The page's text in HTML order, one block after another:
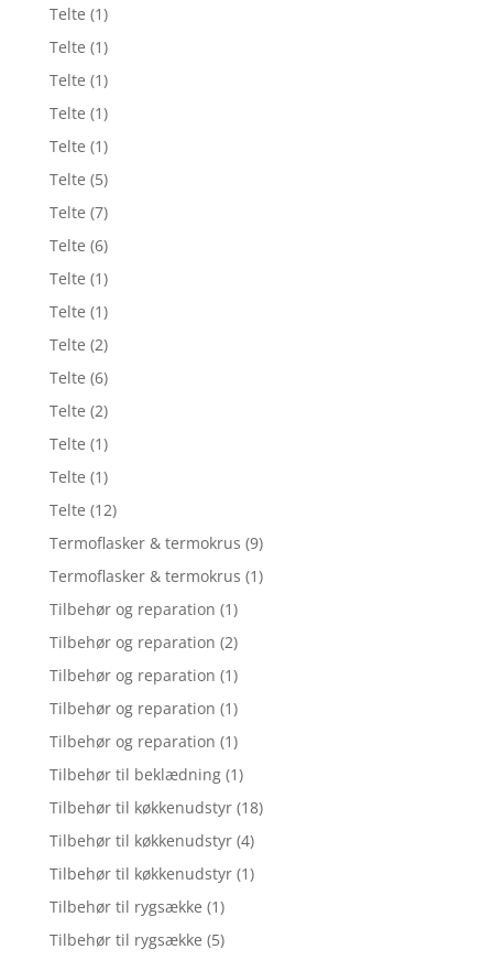
Telte (1)
Telte (1)
Telte (1)
Telte (1)
Telte (1)
Telte (5)
Telte (7)
Telte (6)
Telte (1)
Telte (1)
Telte (2)
Telte (6)
Telte (2)
Telte (1)
Telte (1)
Telte (12)
Termoflasker & termokrus (9)
Termoflasker & termokrus (1)
Tilbehør og reparation (1)
Tilbehør og reparation (2)
Tilbehør og reparation (1)
Tilbehør og reparation (1)
Tilbehør og reparation (1)
Tilbehør til beklædning (1)
Tilbehør til køkkenudstyr (18)
Tilbehør til køkkenudstyr (4)
Tilbehør til køkkenudstyr (1)
Tilbehør til rygsække (1)
Tilbehør til rygsække (5)